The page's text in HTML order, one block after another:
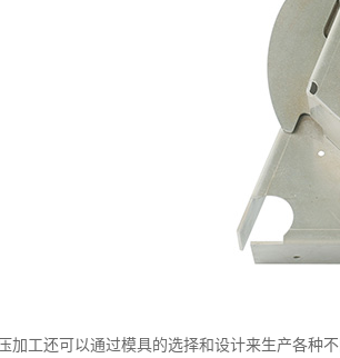
加工还可以通过模具的选择和设计来生产各种